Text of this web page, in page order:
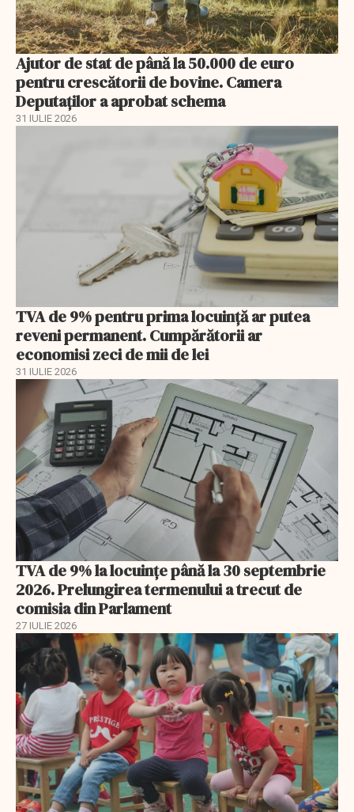
Ajutor de stat de până la 50.000 de euro
pentru crescătorii de bovine. Camera
Deputaților a aprobat schema
31 IULIE 2026
TVA de 9% pentru prima locuință ar putea
reveni permanent. Cumpărătorii ar
economisi zeci de mii de lei
31 IULIE 2026
TVA de 9% la locuințe până la 30 septembrie
2026. Prelungirea termenului a trecut de
comisia din Parlament
27 IULIE 2026